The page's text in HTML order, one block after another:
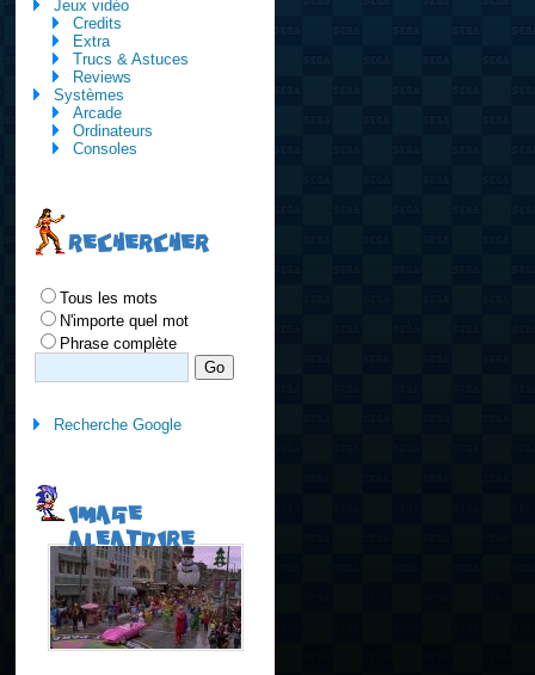
Jeux vidéo
Credits
Extra
Trucs & Astuces
Reviews
Systèmes
Arcade
Ordinateurs
Consoles
RECHERCHER
Tous les mots
N'importe quel mot
Phrase complète
Recherche Google
IMAGE
ALEATOIRE